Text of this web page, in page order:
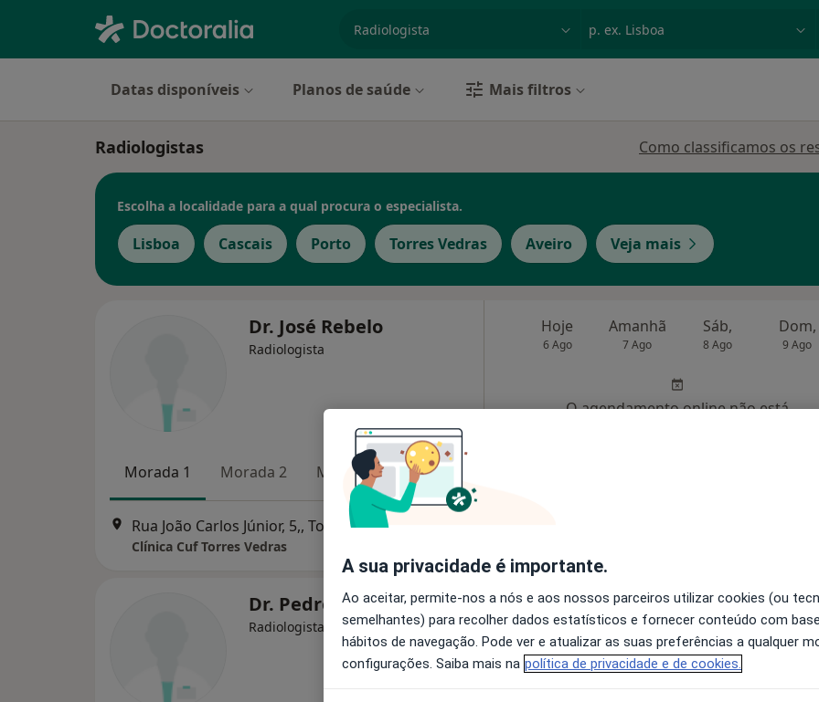
Datas disponíveis Planos de saúde Mais filtros
Radiologistas Como classificamos os
Escolha a localidade para a qual procura o especialista.
Lisboa Cascais Porto Torres Vedras Aveiro Veja mais
Dr. José Rebelo
Radiologista
Morada 1 Morada 2 Morada 3
Rua João Carlos Júnior, 5,, Torres Vedras
Clínica Cuf Torres Vedras
Hoje
6 Ago
Amanhã
7 Ago
Sáb,
8 Ago
Dom,
9 Ago
O agendamento online não está
Dr. Pedro Santos Coelho
Radiologista
Hoje
6 Ago
Amanhã
7 Ago
Sáb,
8 Ago
Dom,
9 Ago
A sua privacidade é importante.
Ao aceitar, permite-nos a nós e aos nossos parceiros utilizar cookies (ou
semelhantes) para recolher dados estatísticos e fornecer conteúdo com
hábitos de navegação. Pode ver e atualizar as suas preferências a qualquer
configurações. Saiba mais na política de privacidade e de cookies.